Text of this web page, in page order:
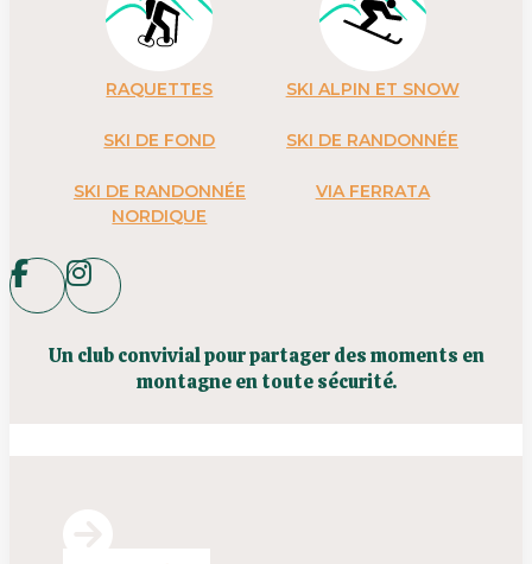
RAQUETTES SKI ALPIN ET SNOW
SKI DE FOND SKI DE RANDONNÉE
SKI DE RANDONNÉE
NORDIQUE
VIA FERRATA
Un club convivial pour partager des moments en
montagne en toute sécurité.